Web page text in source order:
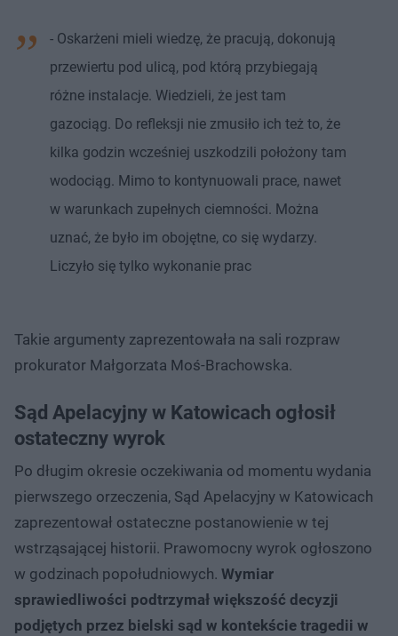
- Oskarżeni mieli wiedzę, że pracują, dokonują
przewiertu pod ulicą, pod którą przybiegają
różne instalacje. Wiedzieli, że jest tam
gazociąg. Do refleksji nie zmusiło ich też to, że
kilka godzin wcześniej uszkodzili położony tam
wodociąg. Mimo to kontynuowali prace, nawet
w warunkach zupełnych ciemności. Można
uznać, że było im obojętne, co się wydarzy.
Liczyło się tylko wykonanie prac
Takie argumenty zaprezentowała na sali rozpraw
prokurator Małgorzata Moś-Brachowska.
Sąd Apelacyjny w Katowicach ogłosił
ostateczny wyrok
Po długim okresie oczekiwania od momentu wydania
pierwszego orzeczenia, Sąd Apelacyjny w Katowicach
zaprezentował ostateczne postanowienie w tej
wstrząsającej historii. Prawomocny wyrok ogłoszono
w godzinach popołudniowych. Wymiar
sprawiedliwości podtrzymał większość decyzji
podjętych przez bielski sąd w kontekście tragedii w